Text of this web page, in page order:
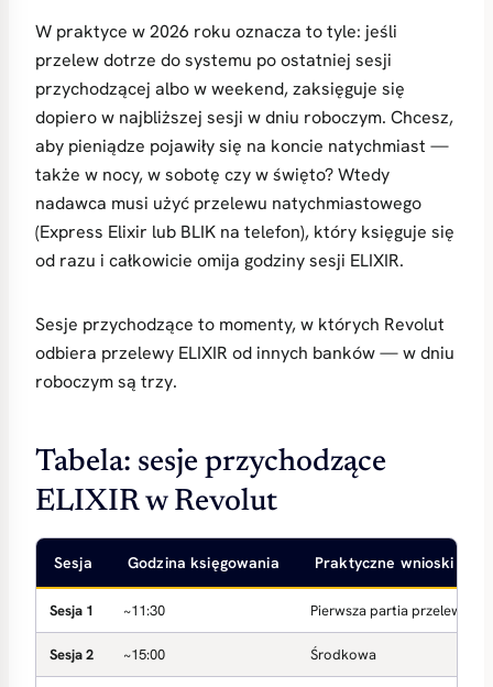
W praktyce w 2026 roku oznacza to tyle: jeśli
przelew dotrze do systemu po ostatniej sesji
przychodzącej albo w weekend, zaksięguje się
dopiero w najbliższej sesji w dniu roboczym. Chcesz,
aby pieniądze pojawiły się na koncie natychmiast —
także w nocy, w sobotę czy w święto? Wtedy
nadawca musi użyć przelewu natychmiastowego
(Express Elixir lub BLIK na telefon), który księguje się
od razu i całkowicie omija godziny sesji ELIXIR.
Sesje przychodzące to momenty, w których Revolut
odbiera przelewy ELIXIR od innych banków — w dniu
roboczym są trzy.
Tabela: sesje przychodzące
ELIXIR w Revolut
Sesja Godzina księgowania Praktyczne wnioski
Sesja 1 ~11:30 Pierwsza partia przelewów
Sesja 2 ~15:00 Środkowa